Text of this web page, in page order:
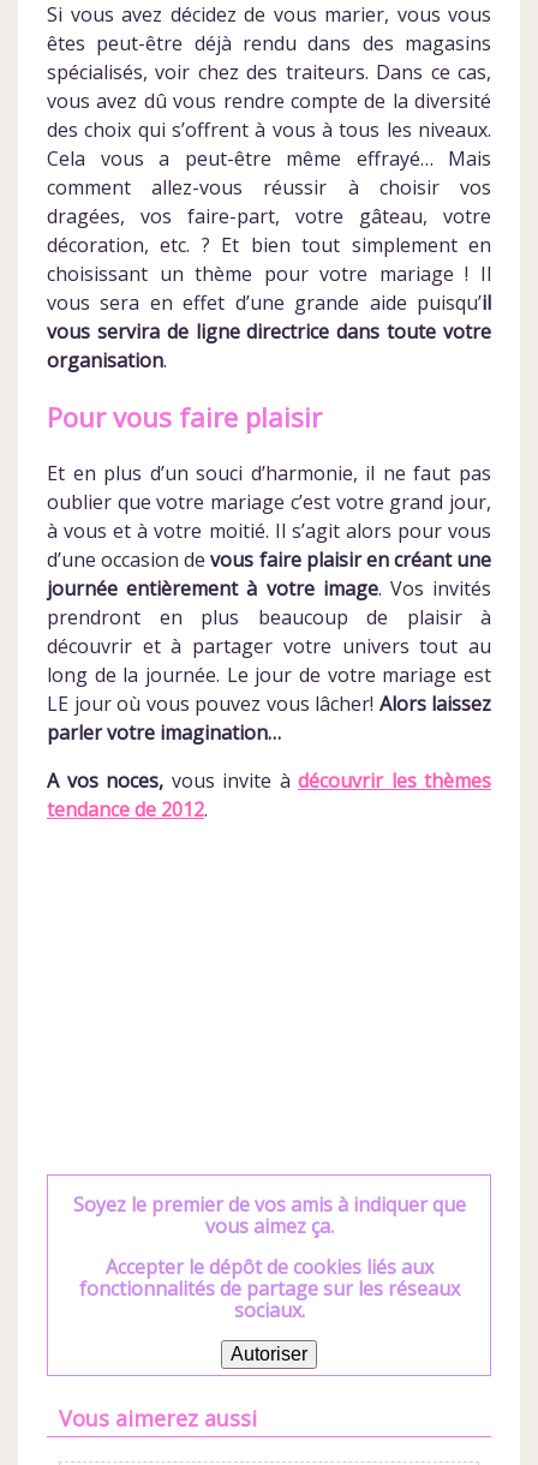
Si vous avez décidez de vous marier, vous vous
êtes peut-être déjà rendu dans des magasins
spécialisés, voir chez des traiteurs. Dans ce cas,
vous avez dû vous rendre compte de la diversité
des choix qui s’offrent à vous à tous les niveaux.
Cela vous a peut-être même effrayé… Mais
comment allez-vous réussir à choisir vos
dragées, vos faire-part, votre gâteau, votre
décoration, etc. ? Et bien tout simplement en
choisissant un thème pour votre mariage ! Il
vous sera en effet d’une grande aide puisqu’il
vous servira de ligne directrice dans toute votre
organisation.
Pour vous faire plaisir
Et en plus d’un souci d’harmonie, il ne faut pas
oublier que votre mariage c’est votre grand jour,
à vous et à votre moitié. Il s’agit alors pour vous
d’une occasion de vous faire plaisir en créant une
journée entièrement à votre image. Vos invités
prendront en plus beaucoup de plaisir à
découvrir et à partager votre univers tout au
long de la journée. Le jour de votre mariage est
LE jour où vous pouvez vous lâcher! Alors laissez
parler votre imagination…
A vos noces, vous invite à découvrir les thèmes
tendance de 2012.
Soyez le premier de vos amis à indiquer que
vous aimez ça.
Accepter le dépôt de cookies liés aux
fonctionnalités de partage sur les réseaux
sociaux.
Autoriser
Vous aimerez aussi